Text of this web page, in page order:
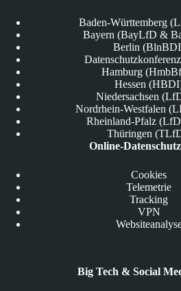
Baden-Württemberg
Bayern (BayLfD &
Berlin
Hamburg
Hessen
Niedersachsen
Nordrhein-Westfalen
Rheinland-Pfalz
Thüringen
Online-Datenschutz
Cookies
Telemetrie
Tracking
VPN
Big Tech & Social